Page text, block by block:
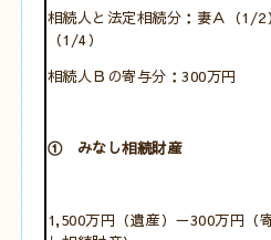
相続人と法定相続分：妻Ａ（1/
（1/4）
相続人Ｂの寄与分：300万円
① みなし相続財産
1,500万円（遺産）－300万円（